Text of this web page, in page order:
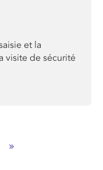
et la
visite de sécurité